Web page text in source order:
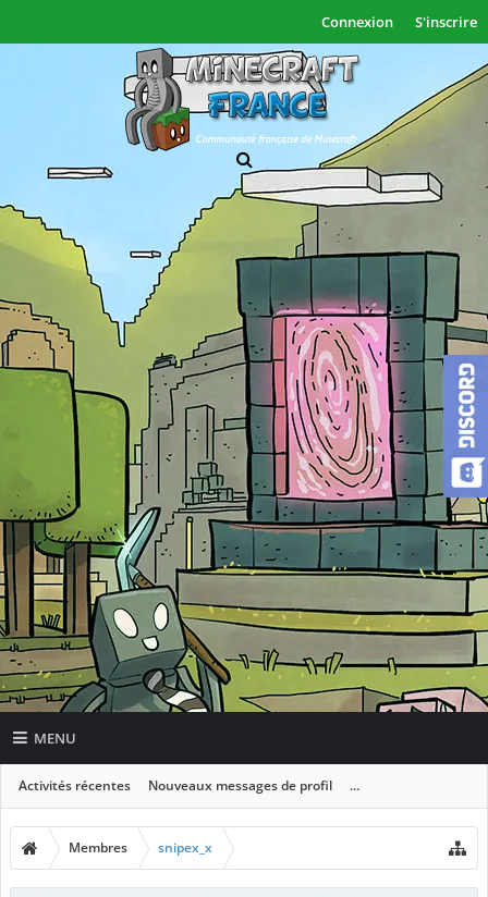
Connexion S'inscrire
MENU
Activités récentes Nouveaux messages de profil ...
Membres snipex_x